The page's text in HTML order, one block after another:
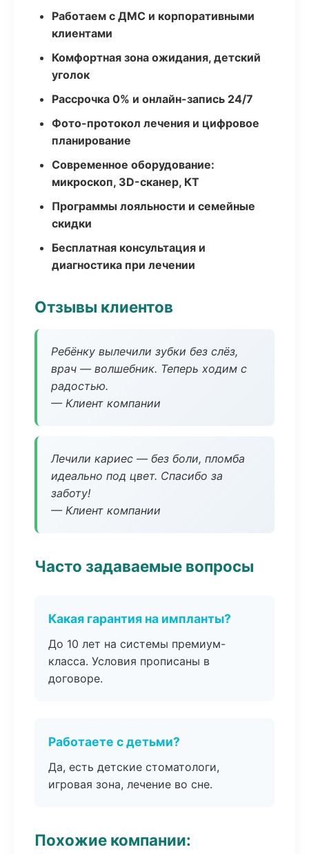
Работаем с ДМС и корпоративными
клиентами
Комфортная зона ожидания, детский
уголок
Рассрочка 0% и онлайн-запись 24/7
Фото-протокол лечения и цифровое
планирование
Современное оборудование:
микроскоп, 3D-сканер, КТ
Программы лояльности и семейные
скидки
Бесплатная консультация и
диагностика при лечении
Отзывы клиентов
Ребёнку вылечили зубки без слёз,
врач — волшебник. Теперь ходим с
радостью.
— Клиент компании
Лечили кариес — без боли, пломба
идеально под цвет. Спасибо за
заботу!
— Клиент компании
Часто задаваемые вопросы
Какая гарантия на импланты?
До 10 лет на системы премиум-
класса. Условия прописаны в
договоре.
Работаете с детьми?
Да, есть детские стоматологи,
игровая зона, лечение во сне.
Похожие компании: